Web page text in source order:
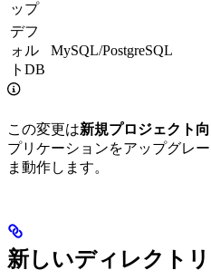
ップ
デフ
ォル
トDB
MySQL/PostgreSQL
この変更は新規プロジェクト
プリケーションをアップグレ
ま動作します。
新しいディレクト